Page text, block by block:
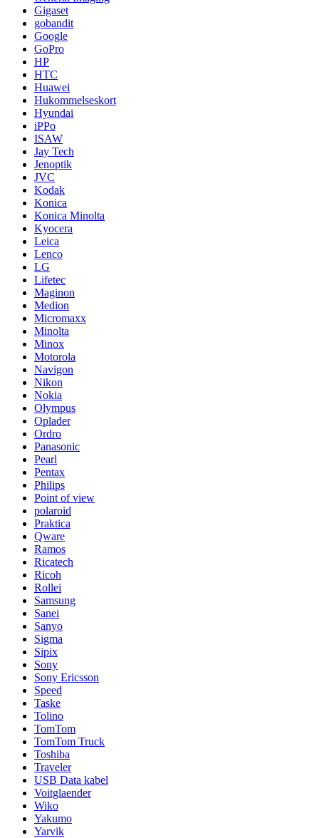
Gigaset
gobandit
Google
GoPro
HP
HTC
Huawei
Hukommelseskort
Hyundai
iPPo
ISAW
Jay Tech
Jenoptik
JVC
Kodak
Konica
Konica Minolta
Kyocera
Leica
Lenco
LG
Lifetec
Maginon
Medion
Micromaxx
Minolta
Minox
Motorola
Navigon
Nikon
Nokia
Olympus
Oplader
Ordro
Panasonic
Pearl
Pentax
Philips
Point of view
polaroid
Praktica
Qware
Ramos
Ricatech
Ricoh
Rollei
Samsung
Sanei
Sanyo
Sigma
Sipix
Sony
Sony Ericsson
Speed
Taske
Tolino
TomTom
TomTom Truck
Toshiba
Traveler
USB Data kabel
Voitglaender
Wiko
Yakumo
Yarvik